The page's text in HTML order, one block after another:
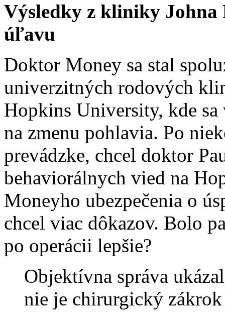
Výsledky z kliniky Johna
úľavu
Doktor Money sa stal
univerzitných rodových
Hopkins University, kde
na zmenu pohlavia. Po
prevádzke, chcel doktor
behaviorálnych vied na
Moneyho ubezpečenia o
chcel viac dôkazov. Bolo
po operácii lepšie?
Objektívna správa
nie je chirurgický